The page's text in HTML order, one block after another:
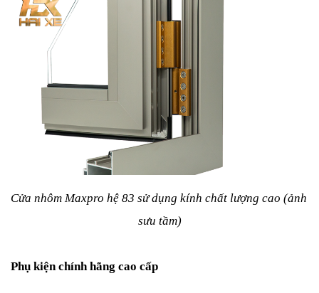
Cửa nhôm Maxpro hệ 83 sử dụng kính chất lượng cao (ảnh
sưu tầm)
Phụ kiện chính hãng cao cấp